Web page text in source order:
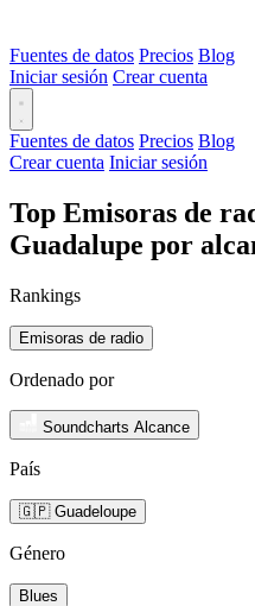
Fuentes de datos Precios Blog
Iniciar sesión Crear cuenta
Fuentes de datos Precios Blog
Crear cuenta Iniciar sesión
Top Emisoras de
Guadalupe por
Rankings
Emisoras de radio
Ordenado por
Soundcharts Alcance
País
🇬🇵 Guadeloupe
Género
Blues